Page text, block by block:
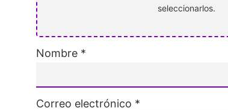
seleccionarlos.
Nombre *
Correo electrónico *